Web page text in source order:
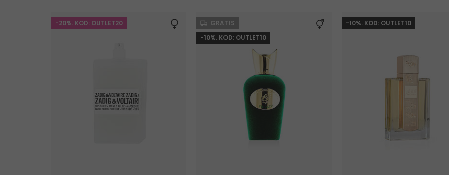
-20%. KOD: OUTLET20
GRATIS
-10%. KOD: OUTLET10
-10%. KOD: OUTLET10